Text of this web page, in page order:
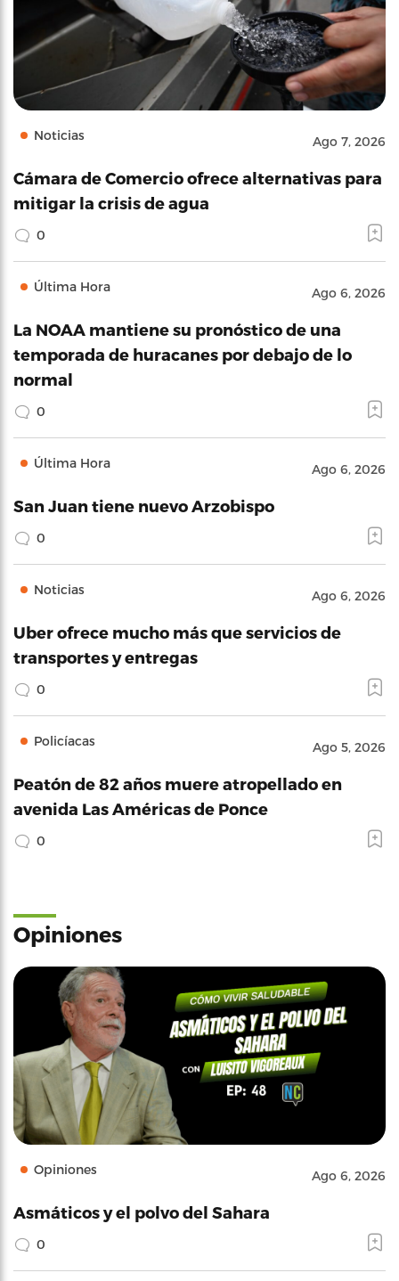
Noticias Ago 7, 2026
Cámara de Comercio ofrece alternativas para
mitigar la crisis de agua
0
Última Hora Ago 6, 2026
La NOAA mantiene su pronóstico de una
temporada de huracanes por debajo de lo
normal
0
Última Hora Ago 6, 2026
San Juan tiene nuevo Arzobispo
0
Noticias Ago 6, 2026
Uber ofrece mucho más que servicios de
transportes y entregas
0
Policíacas Ago 5, 2026
Peatón de 82 años muere atropellado en
avenida Las Américas de Ponce
0
Opiniones
Opiniones Ago 6, 2026
Asmáticos y el polvo del Sahara
0